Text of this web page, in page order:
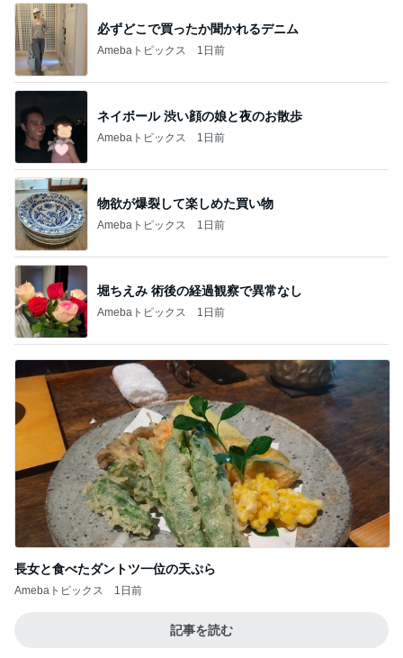
必ずどこで買ったか聞かれるデニム
Amebaトピックス 1日前
ネイボール 渋い顔の娘と夜のお散歩
Amebaトピックス 1日前
物欲が爆裂して楽しめた買い物
Amebaトピックス 1日前
堀ちえみ 術後の経過観察で異常なし
Amebaトピックス 1日前
長女と食べたダントツ一位の天ぷら
Amebaトピックス 1日前
記事を読む